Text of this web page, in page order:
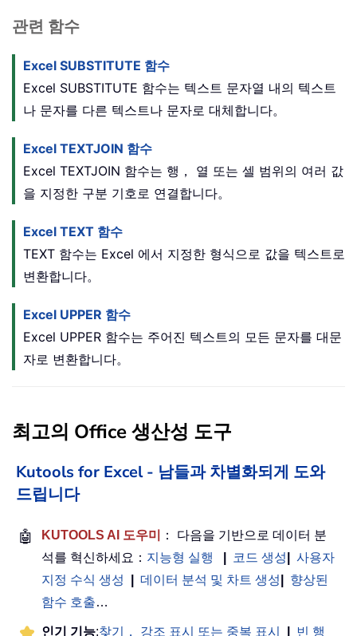
관련 함수
Excel SUBSTITUTE 함수
Excel SUBSTITUTE 함수는 텍스트 문자열 내의 텍스트
나 문자를 다른 텍스트나 문자로 대체합니다。
Excel TEXTJOIN 함수
Excel TEXTJOIN 함수는 행， 열 또는 셀 범위의 여러 값
을 지정한 구분 기호로 연결합니다。
Excel TEXT 함수
TEXT 함수는 Excel 에서 지정한 형식으로 값을 텍스트로
변환합니다。
Excel UPPER 함수
Excel UPPER 함수는 주어진 텍스트의 모든 문자를 대문
자로 변환합니다。
최고의 Office 생산성 도구
Kutools for Excel - 남들과 차별화되게 도와
드립니다
🤖 KUTOOLS AI 도우미
： 다음을 기반으로 데이터 분
석를 혁신하세요： 지능형 실행 코드 생성
사용자
지정 수식 생성
데이터 분석 및 차트 생성
향상된
함수 호출…
인기 기능:찾기， 강조 표시 또는 중복 표시
빈 행